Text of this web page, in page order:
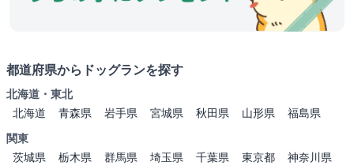
都道府県からドッグランを探す
北海道・東北
北海道
青森県 岩手県 宮城県 秋田県 山形県
福島県
関東
茨城県
栃木県 群馬県 埼玉県 千葉県 東京都
神奈川県